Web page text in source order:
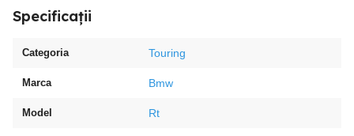
Specificații
Categoria Touring
Marca Bmw
Model Rt